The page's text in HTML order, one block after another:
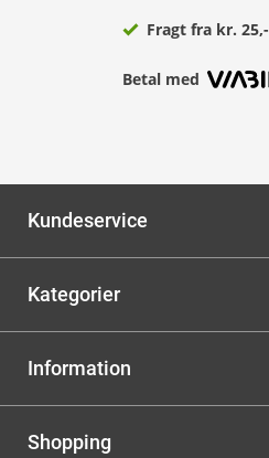
Fragt fra kr. 25,-
Betal med
Kundeservice
Kategorier
Information
Shopping